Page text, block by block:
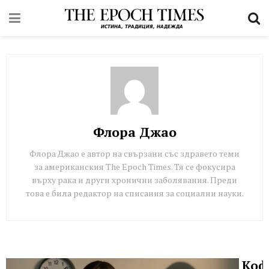
Флора Джао
Флора Джао е автор на свързани със здравето теми
за американския The Epoch Times. Тя се фокусира
върху рака и други хронични заболявания. Преди
това е била редактор на списания за социални науки.